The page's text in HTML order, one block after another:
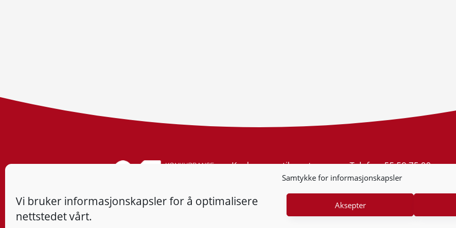
Samtykke for informasjonskapsler
Vi bruker informasjonskapsler for å optimalisere
nettstedet vårt.
Aksepter
Konkurransetilsynet
Postboks 439 Sentrum
Org.nr: 974 761 246
Telefon:55 59 75 00
E-post:post@kt.no
Nyhetsvarsel >>